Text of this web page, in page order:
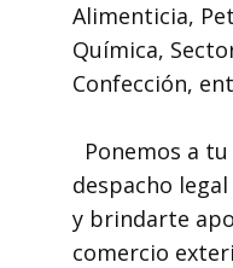
Alimenticia,
Química,
Confección,
Ponemos a
despacho
y brindarte
comercio